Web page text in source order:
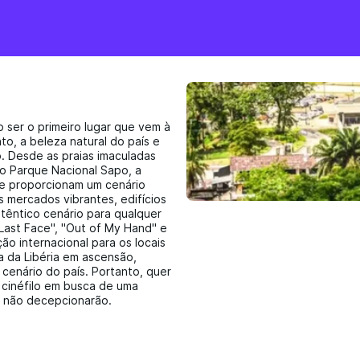
ser o primeiro lugar que vem à
a beleza natural do país e
as praias imaculadas
Nacional Sapo, a
proporcionam um cenário
mercados vibrantes, edifícios
cenário para qualquer
Face", "Out of My Hand" e
internacional para os locais
Libéria em ascensão,
do país. Portanto, quer
em busca de uma
não decepcionarão.